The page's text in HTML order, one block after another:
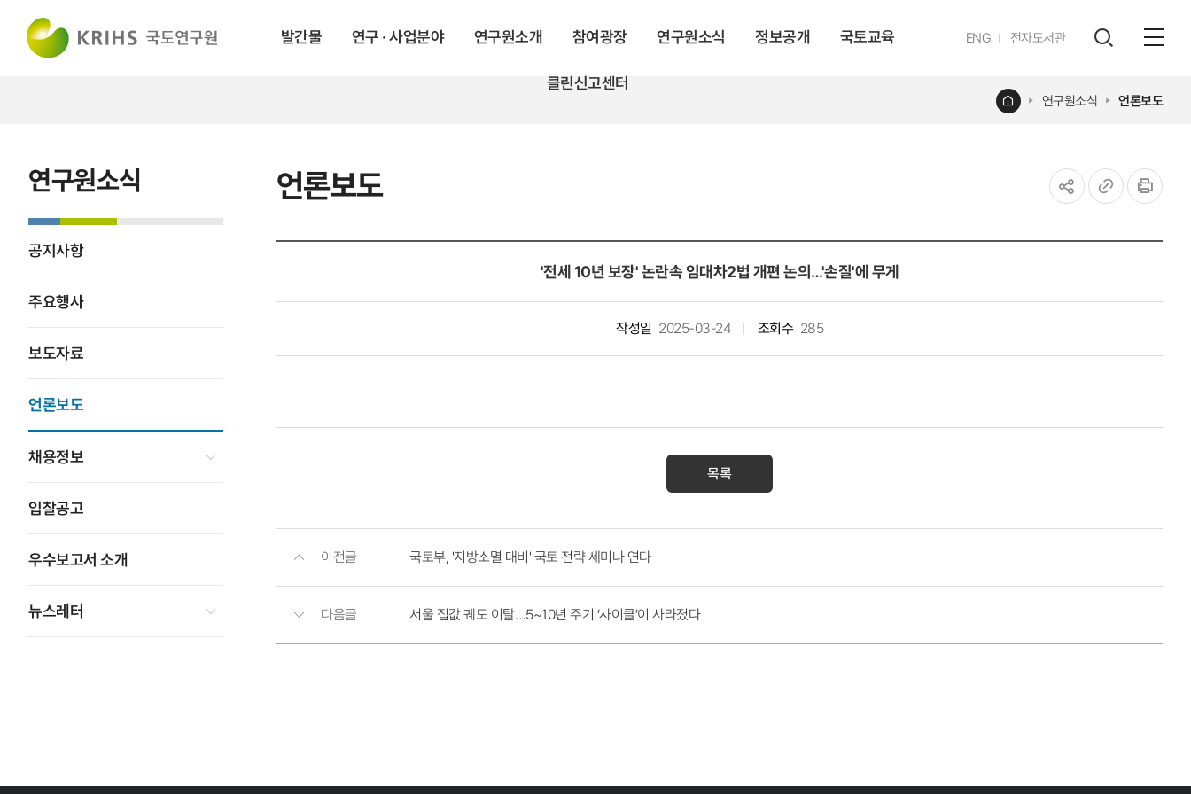
발간물 연구 · 사업분야 연구원소개 참여광장 연구원소식 정보공개 국토교육
클린신고센터
ENG영문전자도서관
레이어
언론보도
홈 연구원소식 언론보도
연구원소식
공지사항
주요행사
보도자료
언론보도
채용정보
입찰공고
우수보고서 소개
뉴스레터
'전세 10년 보장' 논란속 임대차2법 개편 논의…'손질'에 무게
작성일 2025-03-24 조회수 285
목록
이전글 국토부, '지방소멸 대비' 국토 전략 세미나 연다
다음글 서울 집값 궤도 이탈…5~10년 주기 ‘사이클’이 사라졌다